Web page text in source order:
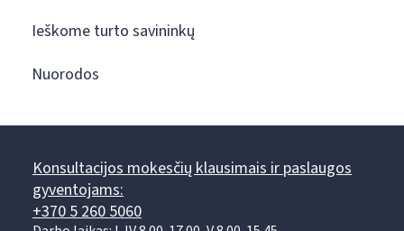
Ieškome turto savininkų
Nuorodos
Konsultacijos mokesčių klausimais ir paslaugos
gyventojams:
+370 5 260 5060